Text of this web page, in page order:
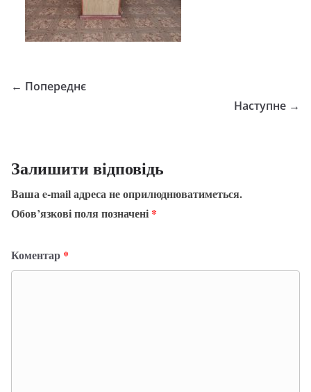
← Попереднє
Наступне →
Залишити відповідь
Ваша e-mail адреса не оприлюднюватиметься.
Обов’язкові поля позначені *
Коментар *